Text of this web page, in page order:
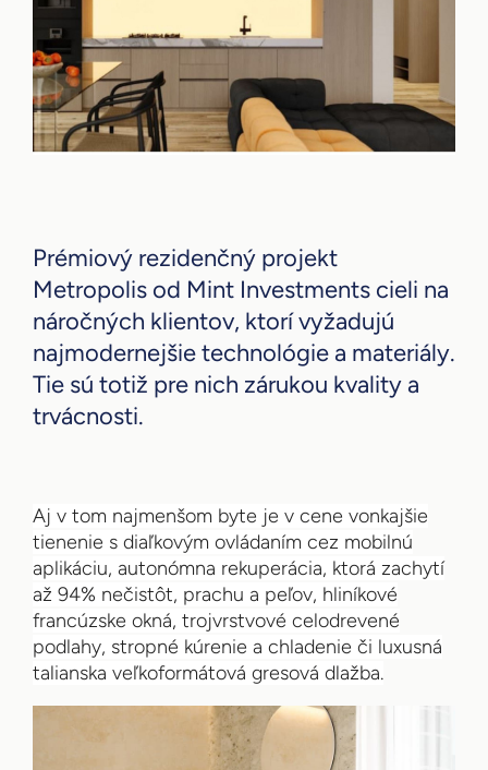
Prémiový rezidenčný projekt
Metropolis od Mint Investments cieli na
náročných klientov, ktorí vyžadujú
najmodernejšie technológie a materiály.
Tie sú totiž pre nich zárukou kvality a
trvácnosti.
Aj v tom najmenšom byte je v cene vonkajšie
tienenie s diaľkovým ovládaním cez mobilnú
aplikáciu, autonómna rekuperácia, ktorá zachytí
až 94% nečistôt, prachu a peľov, hliníkové
francúzske okná, trojvrstvové celodrevené
podlahy, stropné kúrenie a chladenie či luxusná
talianska veľkoformátová gresová dlažba.